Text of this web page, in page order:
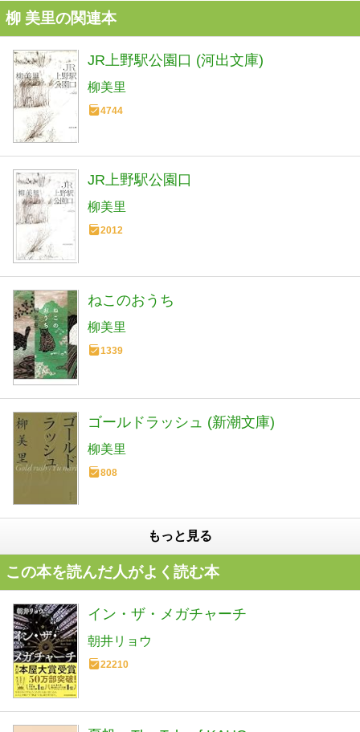
柳 美里の関連本
JR上野駅公園口 (河出文庫)
柳美里
4744
JR上野駅公園口
柳美里
2012
ねこのおうち
柳美里
1339
ゴールドラッシュ (新潮文庫)
柳美里
808
もっと見る
この本を読んだ人がよく読む本
イン・ザ・メガチャーチ
朝井リョウ
22210